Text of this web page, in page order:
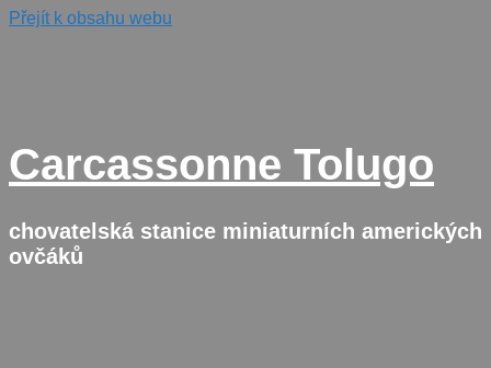
Přejít k obsahu webu
Carcassonne Tolugo
chovatelská stanice miniaturních amerických
ovčáků